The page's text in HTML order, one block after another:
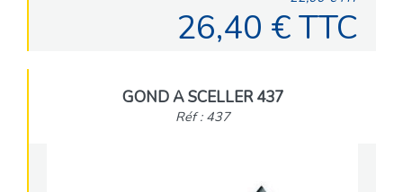
26,40 € TTC
GOND A SCELLER 437
Réf : 437